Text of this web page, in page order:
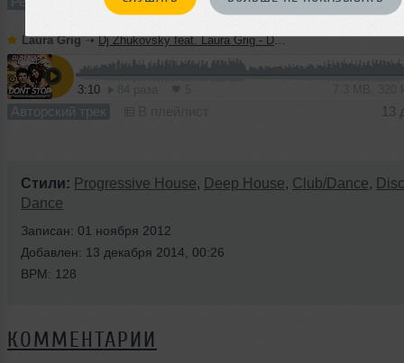
Laura Grig ➝Dj Zhukovsky feat. Laura Grig - Don't Stop (Radio version)
3:10
Авторский трек 13
Стили: Progressive House, Deep House, Club/Dance,
Dance
Записан: 01 ноября 2012
Добавлен: 13 декабря 2014, 00:26
BPM: 128
КОММЕНТАРИИ